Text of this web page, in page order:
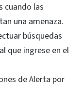
cuando las
una amenaza.
búsquedas
que ingrese en el
de Alerta por